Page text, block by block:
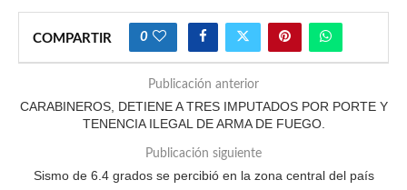
COMPARTIR 0
Publicación anterior
CARABINEROS, DETIENE A TRES IMPUTADOS POR PORTE Y
TENENCIA ILEGAL DE ARMA DE FUEGO.
Publicación siguiente
Sismo de 6.4 grados se percibió en la zona central del país